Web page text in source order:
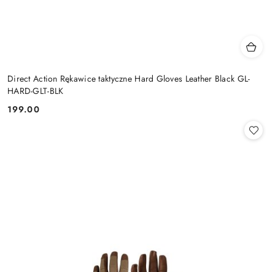
Direct Action Rękawice taktyczne Hard Gloves Leather Black GL-
HARD-GLT-BLK
Cena:
199.00